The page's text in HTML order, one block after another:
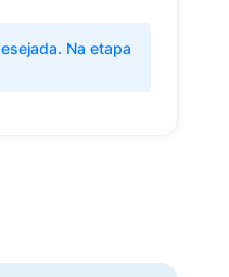
Na etapa